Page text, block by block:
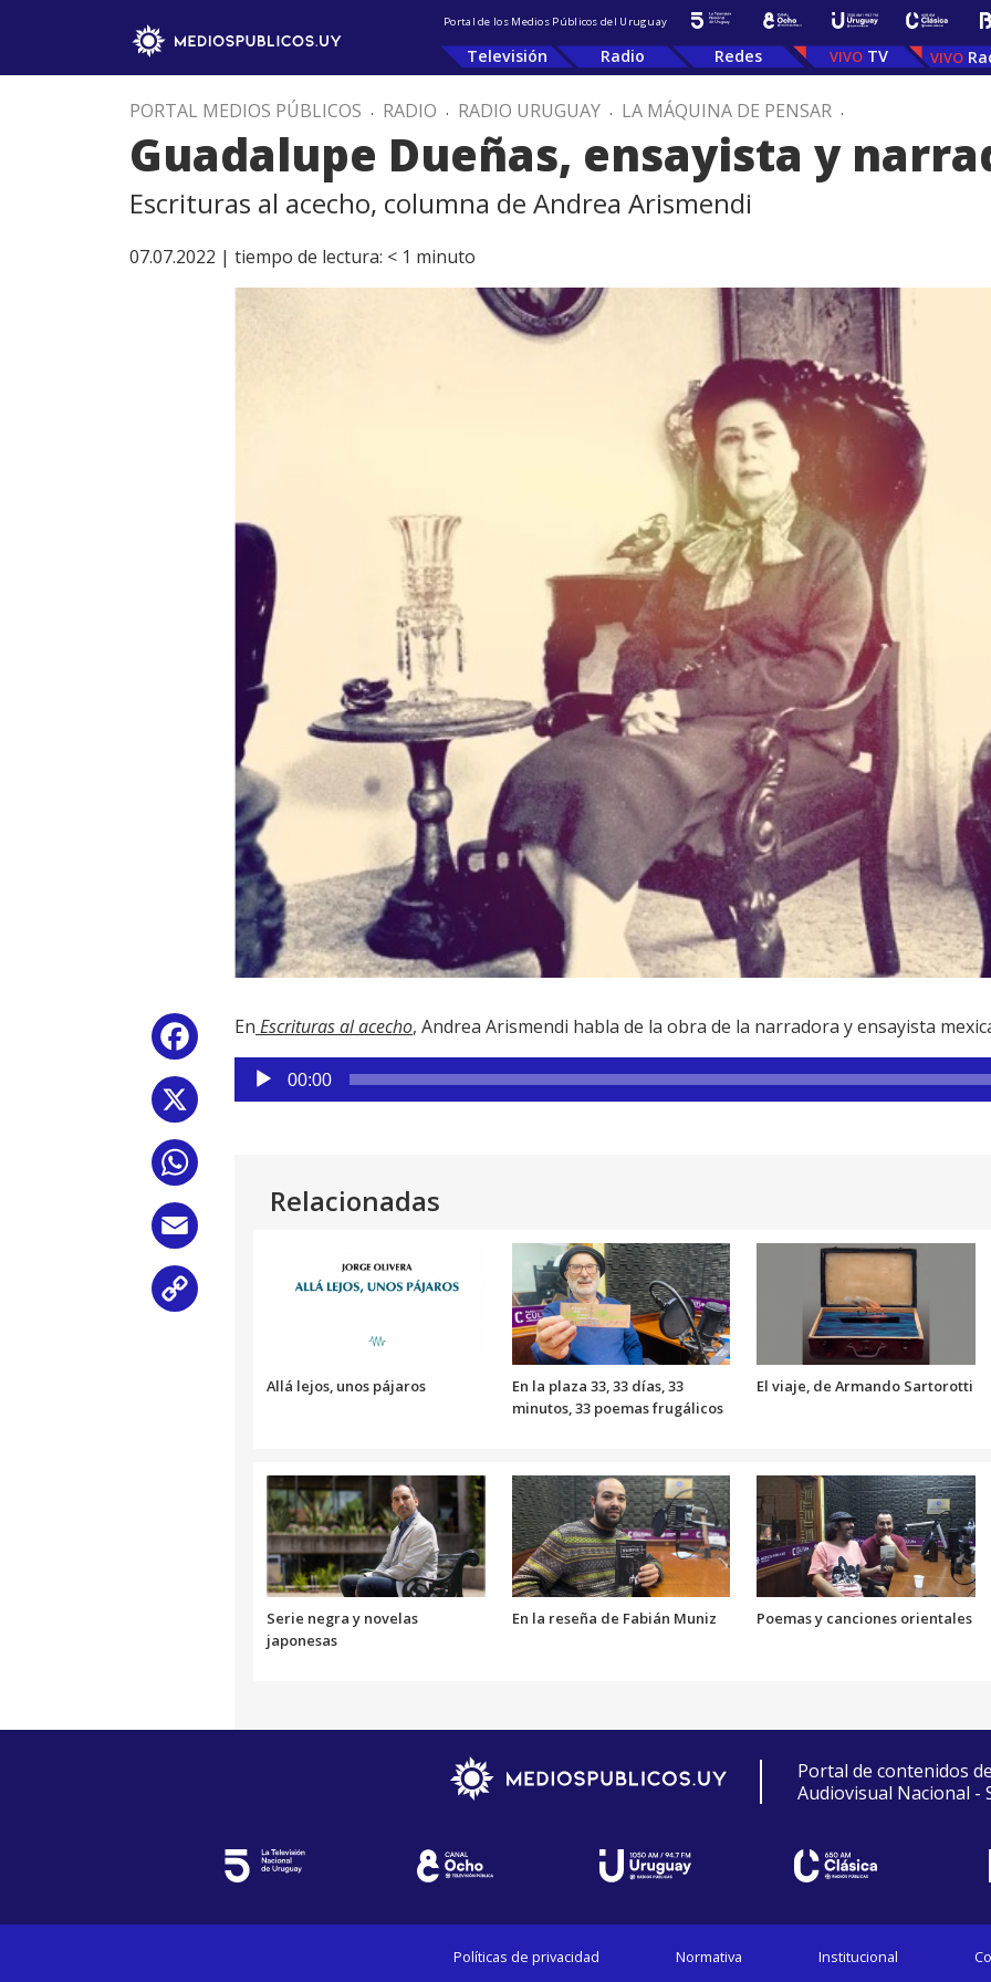
Portal de los Medios Públicos del Uruguay
Televisión Radio Redes TV
PORTAL MEDIOS PÚBLICOS . RADIO . RADIO URUGUAY . LA MÁQUINA DE PENSAR .
Guadalupe Dueñas, ensayista y
Escrituras al acecho, columna de Andrea Arismendi
07.07.2022 | tiempo de lectura: < 1 minuto
Facebook
En Escrituras al acecho, Andrea Arismendi habla de la obra de la narradora y ensayista
Reproductor
de
00:00
Relacionadas
Allá lejos, unos pájaros
En la plaza 33, 33 días, 33
minutos, 33 poemas frugálicos
El viaje, de Armando Sartorotti
Serie negra y novelas
japonesas
En la reseña de Fabián Muniz Poemas y canciones orientales
Portal de contenidos
Audiovisual Nacional -
Políticas de privacidad Normativa Institucional